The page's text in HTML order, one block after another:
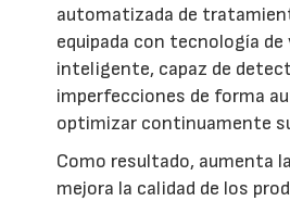
automatizada de
equipada con tecnología de
inteligente, capaz de
imperfecciones de forma
optimizar continuamente
Como resultado, aumenta
mejora la calidad de los